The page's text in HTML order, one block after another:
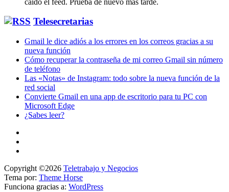
Telesecretarias
Gmail le dice adiós a los errores en los correos gracias a su
nueva función
Cómo recuperar la contraseña de mi correo Gmail sin número
de teléfono
Las «Notas» de Instagram: todo sobre la nueva función de la
red social
Convierte Gmail en una app de escritorio para tu PC con
Microsoft Edge
¿Sabes leer?
Copyright ©2026 Teletrabajo y Negocios
Tema por: Theme Horse
Funciona gracias a: WordPress